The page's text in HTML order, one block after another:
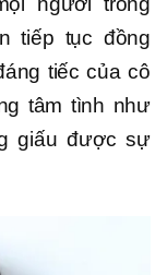
tiếp tục đồng
tiếc của cô
tâm tình như
giấu được sự